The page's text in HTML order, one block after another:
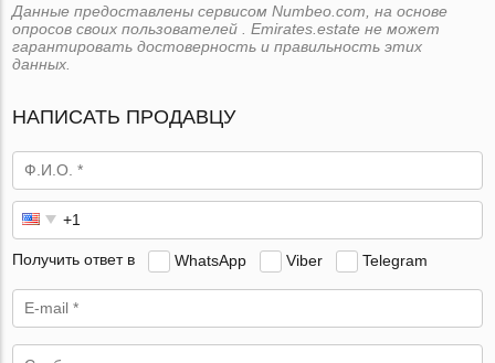
Данные предоставлены сервисом Numbeo.com, на основе
опросов своих пользователей . Emirates.estate не может
гарантировать достоверность и правильность этих
данных.
НАПИСАТЬ ПРОДАВЦУ
Получить ответ в WhatsApp Viber Telegram